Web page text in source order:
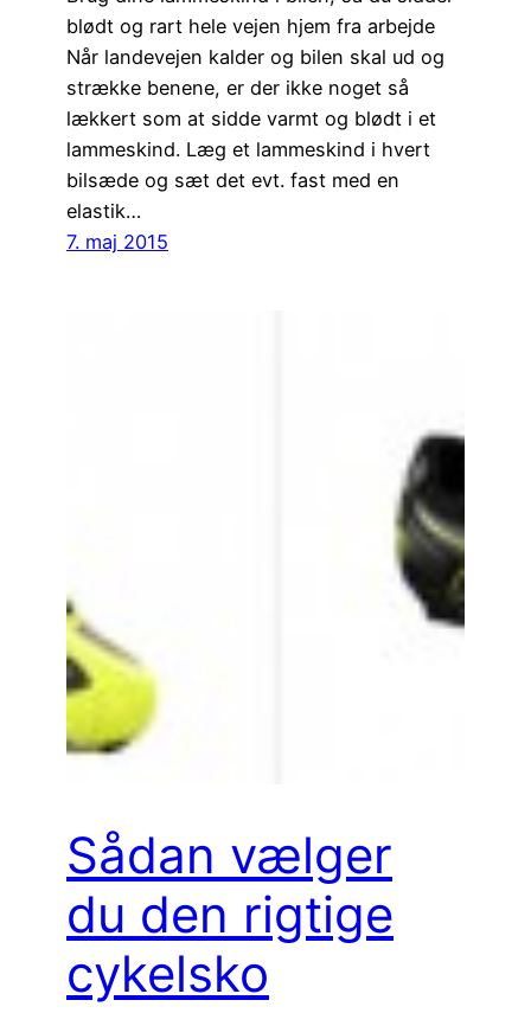
blødt og rart hele vejen hjem fra arbejde
Når landevejen kalder og bilen skal ud og
strække benene, er der ikke noget så
lækkert som at sidde varmt og blødt i et
lammeskind. Læg et lammeskind i hvert
bilsæde og sæt det evt. fast med en
elastik…
7. maj 2015
Sådan vælger
du den rigtige
cykelsko